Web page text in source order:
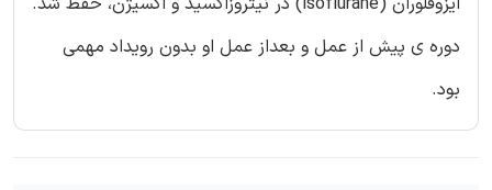
دوره ی پیش از عمل و بعداز عمل او بدون رویداد مهمی
بود.